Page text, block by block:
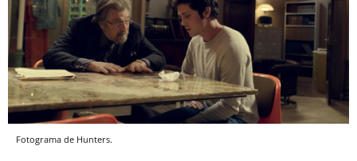
Fotograma de Hunters.